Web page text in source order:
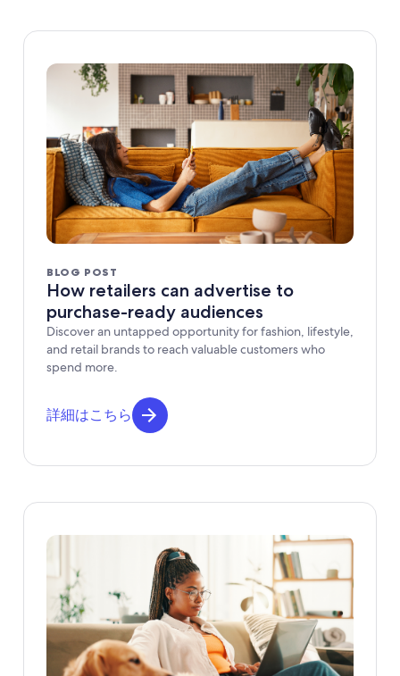
BLOG POST
How retailers can advertise to
purchase-ready audiences
Discover an untapped opportunity for fashion, lifestyle,
and retail brands to reach valuable customers who
spend more.
詳細はこちら